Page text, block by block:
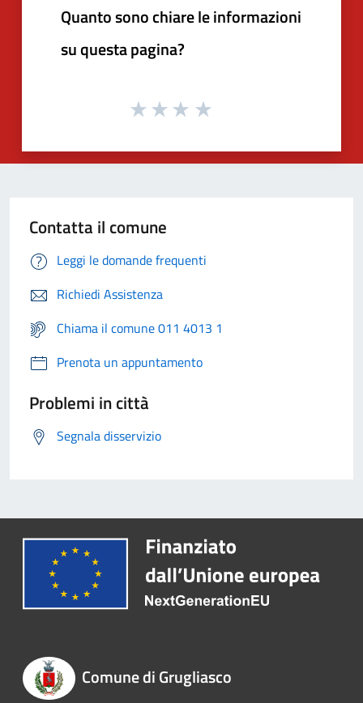
Quanto sono chiare le informazioni
su questa pagina?
Contatta il comune
Leggi le domande frequenti
Richiedi Assistenza
Chiama il comune 011 4013 1
Prenota un appuntamento
Problemi in città
Segnala disservizio
Comune di Grugliasco